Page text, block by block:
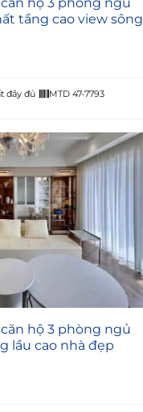
tầng cao view sông
đầy đủ MTD 47-7793
hộ 3 phòng ngủ
lầu cao nhà đẹp